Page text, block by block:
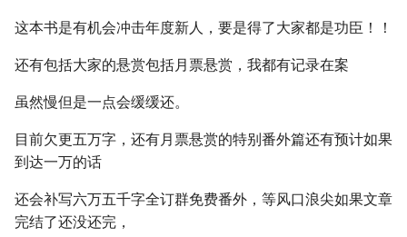
这本书是有机会冲击年度新人，要是得了大家都是功臣！！
还有包括大家的悬赏包括月票悬赏，我都有记录在案
虽然慢但是一点会缓缓还。
目前欠更五万字，还有月票悬赏的特别番外篇还有预计如果
到达一万的话
还会补写六万五千字全订群免费番外，等风口浪尖如果文章
完结了还没还完，